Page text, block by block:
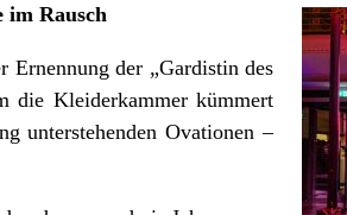
im Rausch
der „Gardistin des
die Kleiderkammer kümmert
unterstehenden Ovationen –